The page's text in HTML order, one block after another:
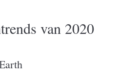
van 2020